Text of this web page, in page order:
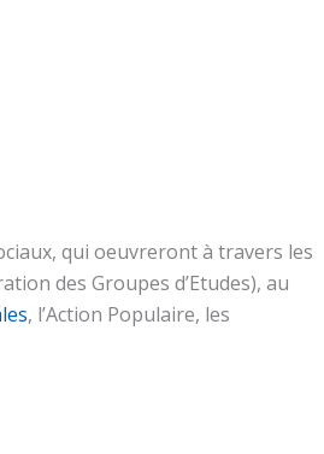
qui oeuvreront à travers les
des Groupes d’Etudes), au
, l’Action Populaire, les